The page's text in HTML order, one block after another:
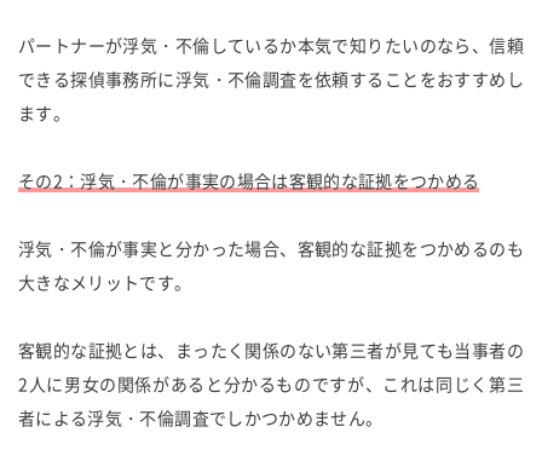
パートナーが浮気・不倫しているか本気で知りたいのなら、信頼
できる探偵事務所に浮気・不倫調査を依頼することをおすすめし
ます。
その2：浮気・不倫が事実の場合は客観的な証拠をつかめる
浮気・不倫が事実と分かった場合、客観的な証拠をつかめるのも
大きなメリットです。
客観的な証拠とは、まったく関係のない第三者が見ても当事者の
2人に男女の関係があると分かるものですが、これは同じく第三
者による浮気・不倫調査でしかつかめません。